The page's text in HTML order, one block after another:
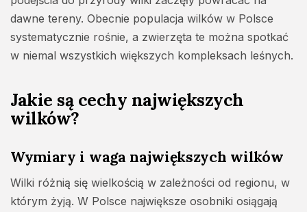
dawne tereny. Obecnie populacja wilków w Polsce
systematycznie rośnie, a zwierzęta te można spotkać
w niemal wszystkich większych kompleksach leśnych.
Jakie są cechy największych
wilków?
Wymiary i waga największych wilków
Wilki różnią się wielkością w zależności od regionu, w
którym żyją. W Polsce największe osobniki osiągają